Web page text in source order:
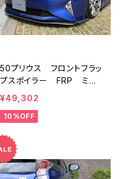
50プリウス フロントフラッ
プスポイラー FRP ミネ
ルバVer.GT
¥49,302
10%OFF